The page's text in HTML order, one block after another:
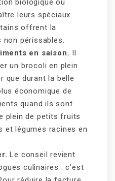
biologique ou
leurs spéciaux
offrent la
non périssables.
en saison. Il
un brocoli en plein
que durant la belle
économique de
quand ils sont
plein de petits fruits
et légumes racines en
Le conseil revient
culinaires : c’est